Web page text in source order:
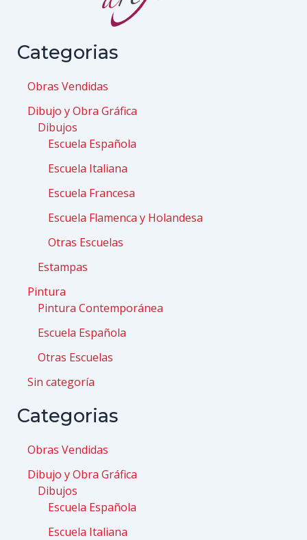
Categorias
Obras Vendidas
Dibujo y Obra Gráfica
Dibujos
Escuela Española
Escuela Italiana
Escuela Francesa
Escuela Flamenca y Holandesa
Otras Escuelas
Estampas
Pintura
Pintura Contemporánea
Escuela Española
Otras Escuelas
Sin categoría
Categorias
Obras Vendidas
Dibujo y Obra Gráfica
Dibujos
Escuela Española
Escuela Italiana